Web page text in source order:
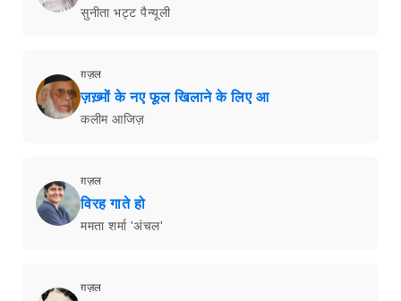
सुनीता भट्ट पैन्यूली
ग़ज़ल
ज़ख़्मों के नए फूल खिलाने के लिए आ
कलीम आजिज़
ग़ज़ल
विरह गाते हो
ममता शर्मा 'अंचल'
ग़ज़ल